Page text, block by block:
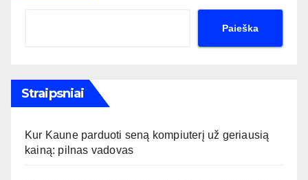
Paieška
Straipsniai
Kur Kaune parduoti seną kompiuterį už geriausią
kainą: pilnas vadovas